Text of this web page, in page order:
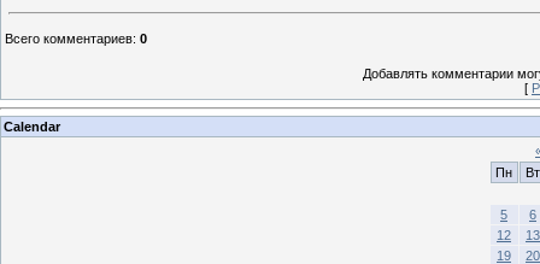
Всего комментариев: 0
Добавлять комментарии
[
Calendar
Пн
Вт
5
6
12
13
19
20